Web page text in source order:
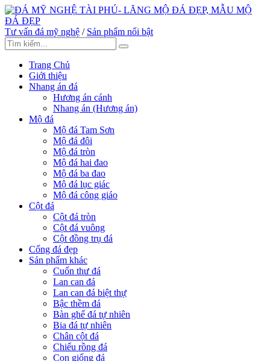
Tư vấn đá mỹ nghệ / Sản phẩm nổi bật
Trang Chủ
Giới thiệu
Nhang án đá
Hương án cánh
Nhang án (Hương án)
Mộ đá
Mộ đá Tam Sơn
Mộ đá đôi
Mộ đá tròn
Mộ đá hai đao
Mộ đá ba đao
Mộ đá lục giác
Mộ đá công giáo
Cột đá
Cột đá tròn
Cột đá vuông
Cột đồng trụ đá
Cổng đá đẹp
Sản phẩm khác
Cuốn thư đá
Lan can đá
Lan can đá biệt thự
Bậc thềm đá
Bàn ghế đá tự nhiên
Bia đá tự nhiên
Chân cột đá
Chiếu rồng đá
Con giống đá